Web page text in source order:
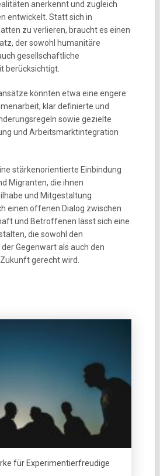
anerkennt und zugleich
entwickelt. Statt sich in
zu verlieren, braucht es einen
der sowohl humanitäre
gesellschaftliche
berücksichtigt.
könnten etwa eine engere
klar definierte und
sowie gezielte
und Arbeitsmarktintegration
stärkenorientierte Einbindung
Migranten, die ihnen
und Mitgestaltung
einen offenen Dialog zwischen
und Betroffenen lässt sich eine
die sowohl den
Gegenwart als auch den
gerecht wird.
für Experimentierfreudige